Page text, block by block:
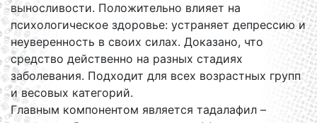
выносливости. Положительно влияет на
психологическое здоровье: устраняет депрессию и
неуверенность в своих силах. Доказано, что
средство действенно на разных стадиях
заболевания. Подходит для всех возрастных групп
и весовых категорий.
Главным компонентом является тадалафил –